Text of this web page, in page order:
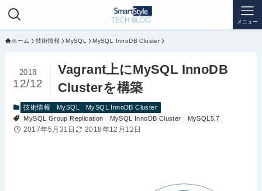
メニュー
ホーム 技術情報 MySQL MySQL InnoDB Cluster
Vagrant上にMySQL InnoDB
Clusterを構築
2018
12/12
技術情報 MySQL
MySQL InnoDB Cluster
MySQL Group Replication
MySQL InnoDB Cluster MySQL5.7
2017年5月31日 2018年12月12日